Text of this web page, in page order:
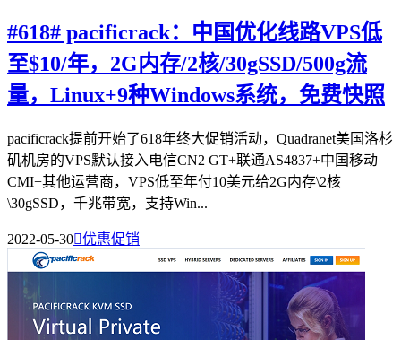
#618# pacificrack：中国优化线路VPS低
至$10/年，2G内存/2核/30gSSD/500g流
量，Linux+9种Windows系统，免费快照
pacificrack提前开始了618年终大促销活动，Quadranet美国洛杉
矶机房的VPS默认接入电信CN2 GT+联通AS4837+中国移动
CMI+其他运营商，VPS低至年付10美元给2G内存\2核
\30gSSD，千兆带宽，支持Win...
2022-05-30优惠促销